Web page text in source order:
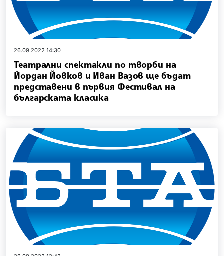
26.09.2022 14:30
Театрални спектакли по творби на
Йордан Йовков и Иван Вазов ще бъдат
представени в първия Фестивал на
българската класика